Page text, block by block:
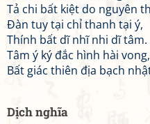
Tả chi bất kiệt do nguyên
Đàn tuy tại chỉ thanh tại ý,
Thính bất dĩ nhĩ nhi dĩ tâm.
Tâm ý ký đắc hình hài vong,
Bất giác thiên địa bạch
Dịch nghĩa